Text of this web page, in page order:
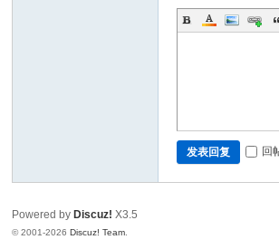
发表回复 回
Powered by Discuz! X3.5
© 2001-2026Discuz! Team.